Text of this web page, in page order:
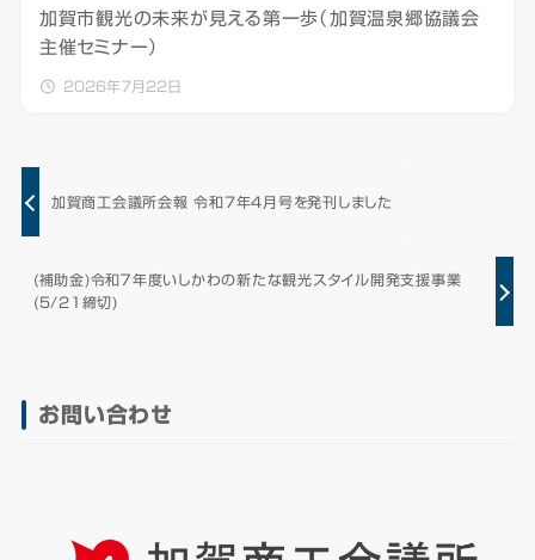
加賀市観光の未来が見える第一歩（加賀温泉郷協議会
主催セミナー）
2026年7月22日
加賀商工会議所会報 令和7年4月号を発刊しました
(補助金)令和７年度いしかわの新たな観光スタイル開発支援事業
(5/21締切)
お問い合わせ